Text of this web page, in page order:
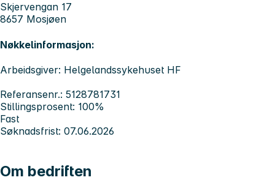
Skjervengan 17
8657 Mosjøen
Nøkkelinformasjon:
Arbeidsgiver: Helgelandssykehuset HF
Referansenr.: 5128781731
Stillingsprosent: 100%
Fast
Søknadsfrist: 07.06.2026
Om bedriften